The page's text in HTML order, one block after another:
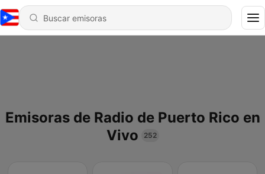
Emisoras de Radio de Puerto Rico en
Vivo
252